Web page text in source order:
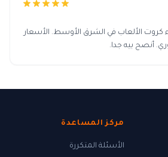
كروت الألعاب في الشرق الأوسط. الأسعار
أنصح بيه جدا.
مركز المساعدة
الأسئلة المتكررة